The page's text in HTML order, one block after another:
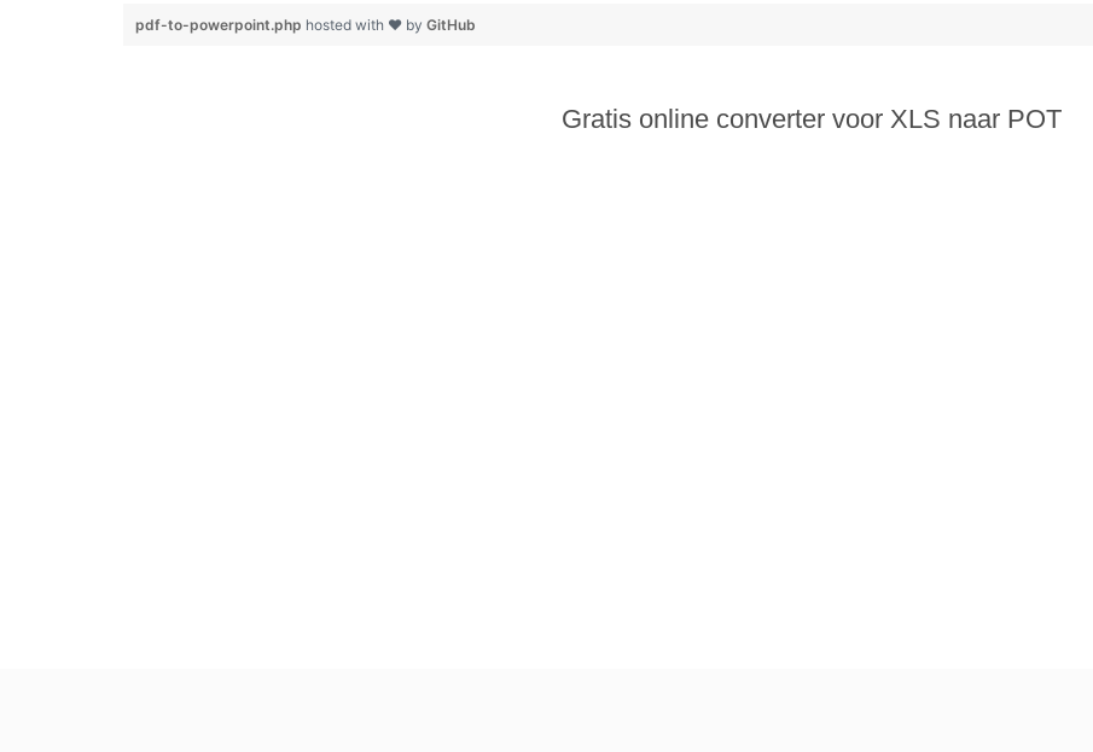
pdf-to-powerpoint.php hosted with ❤ by GitHub
Gratis online converter voor XLS naar POT